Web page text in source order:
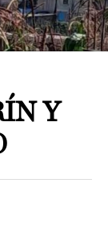
Y